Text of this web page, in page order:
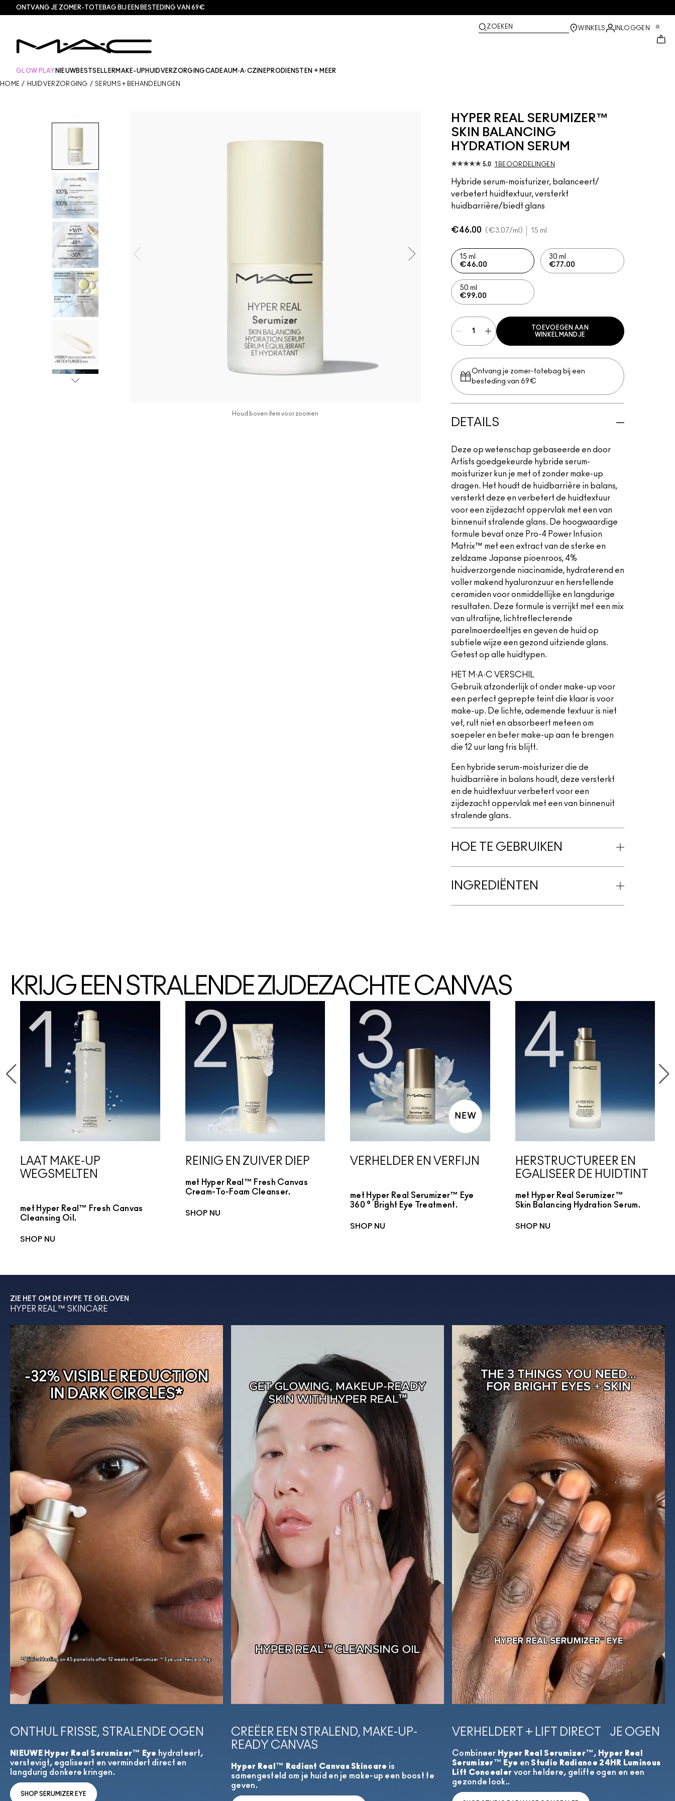
ONTVANG JE ZOMER-TOTEBAG BIJ EEN BESTEDING VAN 69€
ZOEKEN WINKELS INLOGGEN 0
GLOW PLAY NIEUWBESTSELLER MAKE-UP HUIDVERZORGINGCADEAUM·A·CZINE PRO DIENSTEN + MEER
HOME / HUIDVERZORGING / SERUMS + BEHANDELINGEN
HYPER REAL SERUMIZER™
SKIN BALANCING
HYDRATION SERUM
5.0 1 BEOORDELINGEN
Hybride serum-moisturizer, balanceert/
verbetert huidtextuur, versterkt
huidbarrière/biedt glans
Houd boven item voor zoomen
€46.00 €3.07/ml 15 ml
15 ml
€46.00
30 ml
€77.00
50 ml
€99.00
TOEVOEGEN AAN
WINKELMANDJE
Ontvang je zomer-totebag bij een
besteding van 69€
DETAILS
Deze op wetenschap gebaseerde en door
Artists goedgekeurde hybride serum-
moisturizer kun je met of zonder make-up
dragen. Het houdt de huidbarrière in balans,
versterkt deze en verbetert de huidtextuur
voor een zijdezacht oppervlak met een van
binnenuit stralende glans. De hoogwaardige
formule bevat onze Pro-4 Power Infusion
Matrix™ met een extract van de sterke en
zeldzame Japanse pioenroos, 4%
huidverzorgende niacinamide, hydraterend en
voller makend hyaluronzuur en herstellende
ceramiden voor onmiddellijke en langdurige
resultaten. Deze formule is verrijkt met een mix
van ultrafijne, lichtreflecterende
parelmoerdeeltjes en geven de huid op
subtiele wijze een gezond uitziende glans.
Getest op alle huidtypen.
HET M·A·C VERSCHIL
Gebruik afzonderlijk of onder make-up voor
een perfect geprepte teint die klaar is voor
make-up. De lichte, ademende textuur is niet
vet, rult niet en absorbeert meteen om
soepeler en beter make-up aan te brengen
die 12 uur lang fris blijft.
Een hybride serum-moisturizer die de
huidbarrière in balans houdt, deze versterkt
en de huidtextuur verbetert voor een
zijdezacht oppervlak met een van binnenuit
stralende glans.
HOE TE GEBRUIKEN
INGREDIËNTEN
KRIJG EEN STRALENDE ZIJDEZACHTE CANVAS
LAAT MAKE-UP
WEGSMELTEN
met Hyper Real™ Fresh Canvas
Cleansing Oil.
SHOP NU
REINIG EN ZUIVER DIEP
met Hyper Real™ Fresh Canvas
Cream-To-Foam Cleanser.
SHOP NU
VERHELDER EN VERFIJN
met Hyper Real Serumizer™ Eye
360° Bright Eye Treatment.
SHOP NU
HERSTRUCTUREER EN
EGALISEER DE HUIDTINT
met Hyper Real Serumizer™
Skin Balancing Hydration Serum.
SHOP NU
ZIE HET OM DE HYPE TE GELOVEN
HYPER REAL™ SKINCARE
ONTHUL FRISSE, STRALENDE OGEN
NIEUWE Hyper Real Serumizer™ Eye hydrateert,
verstevigt, egaliseert en vermindert direct en
langdurig donkere kringen.
SHOP SERUMIZER EYE
CREËER EEN STRALEND, MAKE-UP-
READY CANVAS
Hyper Real™ Radiant Canvas Skincare is
samengesteld om je huid en je make-up een boost te
geven.
VERHELDERT + LIFT DIRECT JE OGEN
Combineer Hyper Real Serumizer™ , Hyper Real
Serumizer™ Eye enStudio Radiance 24HR Luminous
Lift Concealer voor heldere, gelifte ogen en een
gezonde look..